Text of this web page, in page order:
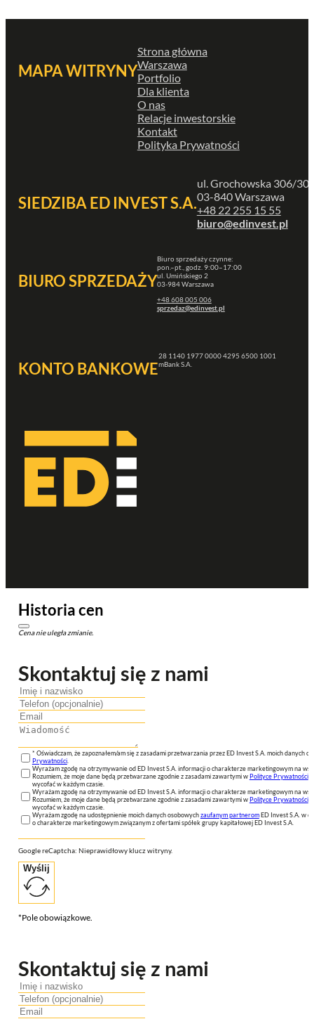
MAPA WITRYNY
Strona główna
Warszawa
Portfolio
Dla klienta
O nas
Relacje inwestorskie
Kontakt
Polityka Prywatności
SIEDZIBA ED INVEST S.A.
ul. Grochowska 306/
03-840 Warszawa
+48 22 255 15 55
biuro@edinvest.pl
BIURO SPRZEDAŻY
Biuro sprzedaży czynne:
pon.–pt., godz. 9:00–17:00
ul. Umińskiego 2
03-984 Warszawa
+48 608 005 006
sprzedaz@edinvest.pl
KONTO BANKOWE
28 1140 1977 0000 4295 6500 1001
mBank S.A.
Historia cen
Cena nie uległa zmianie.
Skontaktuj się z nami
* Oświadczam, że zapoznałem/am się z zasadami przetwarzania przez ED Invest S.A. moich danych
Prywatności.
Wyrażam zgodę na otrzymywanie od ED Invest S.A. informacji o charakterze marketingowym na
Rozumiem, że moje dane będą przetwarzane zgodnie z zasadami zawartymi wPolityce Prywatności
wycofać w każdym czasie.
Wyrażam zgodę na otrzymywanie od ED Invest S.A. informacji o charakterze marketingowym na
Rozumiem, że moje dane będą przetwarzane zgodnie z zasadami zawartymi wPolityce Prywatności
wycofać w każdym czasie.
Wyrażam zgodę na udostępnienie moich danych osobowychzaufanym partneromED Invest S.A. w
o charakterze marketingowym związanym z ofertami spółek grupy kapitałowej ED Invest S.A.
Google reCaptcha: Nieprawidłowy klucz witryny.
Wyślij
*Pole obowiązkowe.
Skontaktuj się z nami